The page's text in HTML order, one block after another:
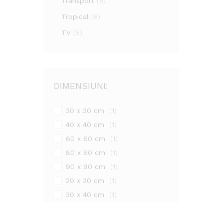
Tropical (6)
TV (5)
DIMENSIUNI:
30 x 30 cm (1)
40 x 40 cm (1)
60 x 60 cm (1)
80 x 80 cm (1)
90 x 90 cm (1)
20 x 30 cm (1)
30 x 40 cm (1)